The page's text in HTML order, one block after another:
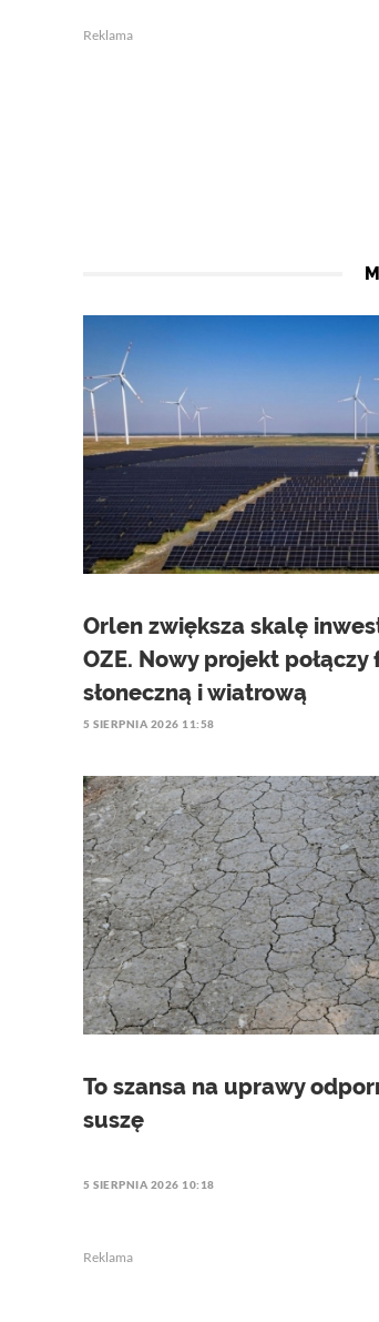
Reklama
Orlen zwiększa skalę
OZE. Nowy projekt połączy
słoneczną i wiatrową
5 SIERPNIA 2026 11:58
To szansa na uprawy
suszę
5 SIERPNIA 2026 10:18
Reklama